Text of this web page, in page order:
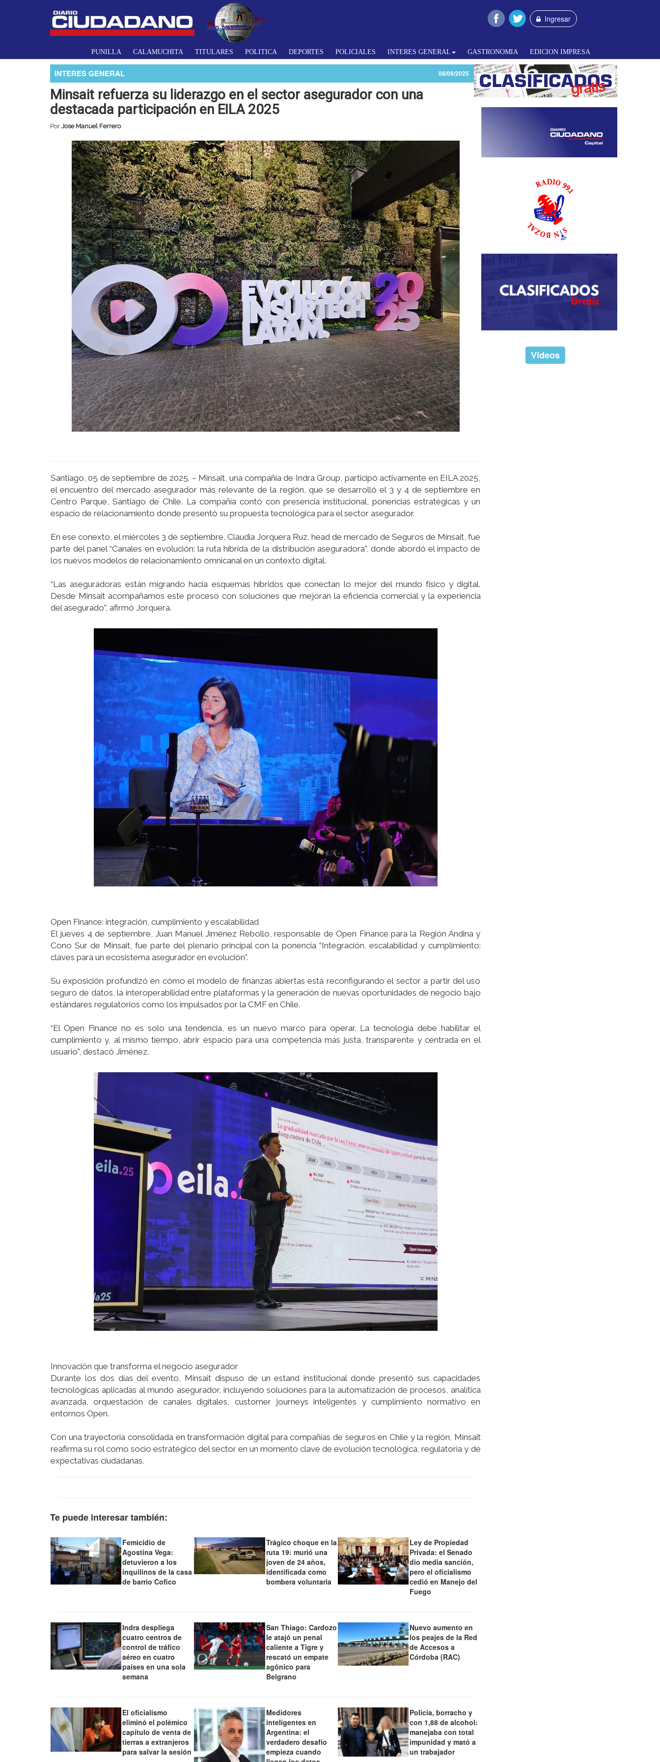
Ingresar
PUNILLA CALAMUCHITA TITULARES POLITICA DEPORTES POLICIALES INTERES GENERAL GASTRONOMIA EDICION IMPRESA
INTERES GENERAL 08/09/2025
Minsait refuerza su liderazgo en el sector asegurador con una
destacada participación en EILA 2025
Por Jose Manuel Ferrero
Santiago, 05 de septiembre de 2025. – Minsait, una compañía de Indra Group, participó activamente en EILA 2025,
el encuentro del mercado asegurador más relevante de la región, que se desarrolló el 3 y 4 de septiembre en
Centro Parque, Santiago de Chile. La compañía contó con presencia institucional, ponencias estratégicas y un
espacio de relacionamiento donde presentó su propuesta tecnológica para el sector asegurador.
En ese conexto, el miércoles 3 de septiembre, Claudia Jorquera Ruz, head de mercado de Seguros de Minsait, fue
parte del panel “Canales en evolución: la ruta híbrida de la distribución aseguradora”, donde abordó el impacto de
los nuevos modelos de relacionamiento omnicanal en un contexto digital.
“Las aseguradoras están migrando hacia esquemas híbridos que conectan lo mejor del mundo físico y digital.
Desde Minsait acompañamos este proceso con soluciones que mejoran la eficiencia comercial y la experiencia
del asegurado”, afirmó Jorquera.
Open Finance: integración, cumplimiento y escalabilidad
El jueves 4 de septiembre, Juan Manuel Jiménez Rebollo, responsable de Open Finance para la Región Andina y
Cono Sur de Minsait, fue parte del plenario principal con la ponencia “Integración, escalabilidad y cumplimiento:
claves para un ecosistema asegurador en evolución”.
Su exposición profundizó en cómo el modelo de finanzas abiertas está reconfigurando el sector a partir del uso
seguro de datos, la interoperabilidad entre plataformas y la generación de nuevas oportunidades de negocio bajo
estándares regulatorios como los impulsados por la CMF en Chile.
“El Open Finance no es solo una tendencia, es un nuevo marco para operar. La tecnología debe habilitar el
cumplimiento y, al mismo tiempo, abrir espacio para una competencia más justa, transparente y centrada en el
usuario”, destacó Jiménez.
Innovación que transforma el negocio asegurador
Durante los dos días del evento, Minsait dispuso de un estand institucional donde presentó sus capacidades
tecnológicas aplicadas al mundo asegurador, incluyendo soluciones para la automatización de procesos, analítica
avanzada, orquestación de canales digitales, customer journeys inteligentes y cumplimiento normativo en
entornos Open.
Con una trayectoria consolidada en transformación digital para compañías de seguros en Chile y la región, Minsait
reafirma su rol como socio estratégico del sector en un momento clave de evolución tecnológica, regulatoria y de
expectativas ciudadanas.
Te puede interesar también:
Femicidio de
Agostina Vega:
detuvieron a los
inquilinos de la casa
de barrio Cofico
Trágico choque en la
ruta 19: murió una
joven de 24 años,
identificada como
bombera voluntaria
Ley de Propiedad
Privada: el Senado
dio media sanción,
pero el oficialismo
cedió en Manejo del
Fuego
Indra despliega
cuatro centros de
control de tráfico
aéreo en cuatro
países en una sola
semana
San Thiago: Cardozo
le atajó un penal
caliente a Tigre y
rescató un empate
agónico para
Belgrano
Nuevo aumento en
los peajes de la Red
de Accesos a
Córdoba (RAC)
El oficialismo
eliminó el polémico
capítulo de venta de
tierras a extranjeros
para salvar la sesión
Medidores
inteligentes en
Argentina: el
verdadero desafío
empieza cuando
Policía, borracho y
con 1,88 de alcohol:
manejaba con total
impunidad y mató a
un trabajador
Videos